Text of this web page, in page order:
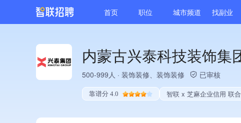
首页 职位 城市频道 找副业
内蒙古兴泰科技装饰集
500-999人 · 装饰装修、装饰装修 已审核
靠谱分 4.0 智联 x 芝麻企业信用 联